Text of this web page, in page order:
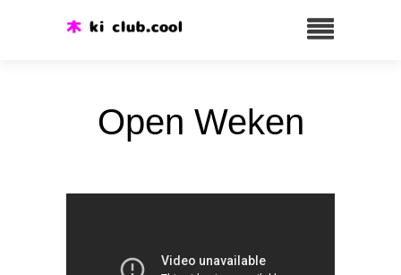
Open Weken